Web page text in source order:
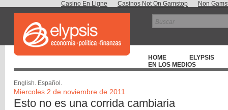
Casino En Ligne Casinos Not On Gamstop Non
HOME
ELYPSIS
EN LOS MEDIOS
English. Español.
Miercoles 2 de noviembre de 2011
Esto no es una corrida cambiaria